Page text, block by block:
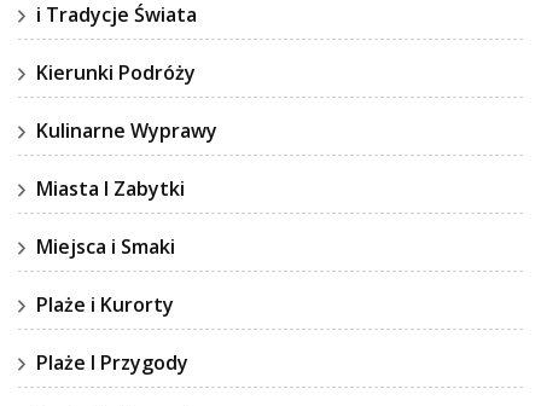
i Tradycje Świata
Kierunki Podróży
Kulinarne Wyprawy
Miasta I Zabytki
Miejsca i Smaki
Plaże i Kurorty
Plaże I Przygody